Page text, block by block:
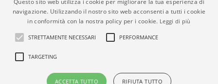
garanzia da parte di quest'ultima. immobiliare-italia.it
quindi non è responsabile della veridicità, della
correttezza, della completezza, della normativa in
materia di privacy e/o di alcun altro aspetto dei
suddetti annunci.
© Copyright 2007 - 2026
Powered by
Questo sito web utilizza i cookie per migliorare la tua esperienza di
navigazione. Utilizzando il nostro sito web acconsenti a tutti i cookie
in conformità con la nostra policy per i cookie. Leggi di più
STRETTAMENTE NECESSARI PERFORMANCE
TARGETING
ACCETTA TUTTO RIFIUTA TUTTO